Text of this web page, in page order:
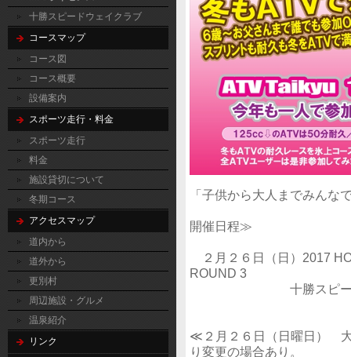
十勝スピードウェイクラブ
コースマップ
コース図
コース概要
設備案内
スポーツ走行・料金
スポーツ走行
料金
施設貸切について
冬期コース
アクセスマップ
道内から
道外から
更別村
周辺施設・グルメ
温泉紹介
リンク
「子供から大人までみんな
開催日程≫
２月２６日（日）2017
ROUND 3
十勝スピードウェ
≪２月２６日（日曜日）
り変更の場合あり。